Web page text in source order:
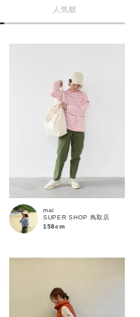
KIDS
人気順
mai
SUPER SHOP 鳥取店
158cm